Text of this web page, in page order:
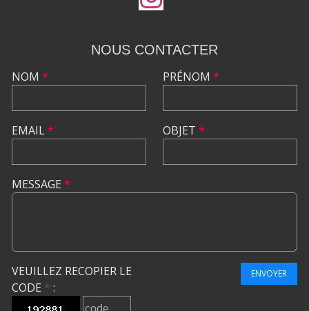
NOUS CONTACTER
NOM *
EMAIL*
PRÉNOM *
OBJET *
MESSAGE *
VEUILLEZ RECOPIER LE
CODE * :
ENVOYER